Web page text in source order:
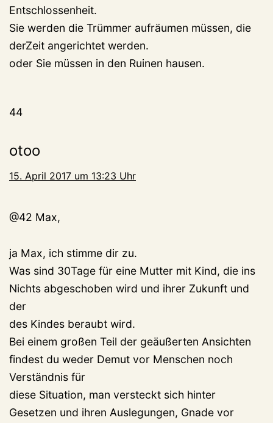
Entschlossenheit.
Sie werden die Trümmer aufräumen müssen, die
derZeit angerichtet werden.
oder Sie müssen in den Ruinen hausen.
44
otoo
15. April 2017 um 13:23 Uhr
@42 Max,
ja Max, ich stimme dir zu.
Was sind 30Tage für eine Mutter mit Kind, die ins
Nichts abgeschoben wird und ihrer Zukunft und
der
des Kindes beraubt wird.
Bei einem großen Teil der geäußerten Ansichten
findest du weder Demut vor Menschen noch
Verständnis für
diese Situation, man versteckt sich hinter
Gesetzen und ihren Auslegungen, Gnade vor